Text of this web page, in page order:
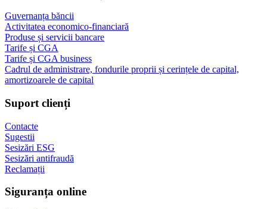
Guvernanța băncii
Activitatea economico-financiară
Produse și servicii bancare
Tarife și CGA
Tarife și CGA business
Cadrul de administrare, fondurile proprii și cerințele de capital,
amortizoarele de capital
Suport clienți
Contacte
Sugestii
Sesizări ESG
Sesizări antifraudă
Reclamații
Siguranța online